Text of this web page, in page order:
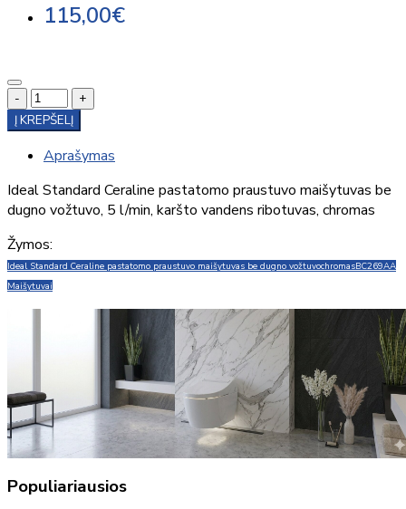
115,00€
-
+
Į KREPŠELĮ
Aprašymas
Ideal Standard Ceraline pastatomo praustuvo maišytuvas be
dugno vožtuvo, 5 l/min, karšto vandens ribotuvas, chromas
Žymos:
Ideal Standard Ceraline pastatomo praustuvo maišytuvas be dugno vožtuvochromasBC269AA
Maišytuvai
Populiariausios